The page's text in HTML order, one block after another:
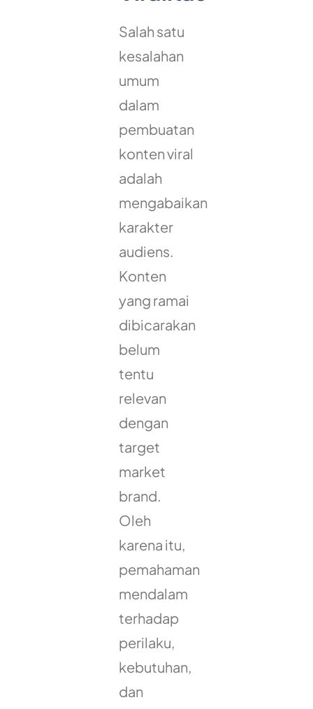
Salah satu
kesalahan
umum
dalam
pembuatan
konten viral
adalah
mengabaikan
karakter
audiens.
Konten
yang ramai
dibicarakan
belum
tentu
relevan
dengan
target
market
brand.
Oleh
karena itu,
pemahaman
mendalam
terhadap
perilaku,
kebutuhan,
dan